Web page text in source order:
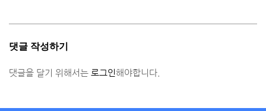
댓글 작성하기
댓글을 달기 위해서는 로그인해야합니다.